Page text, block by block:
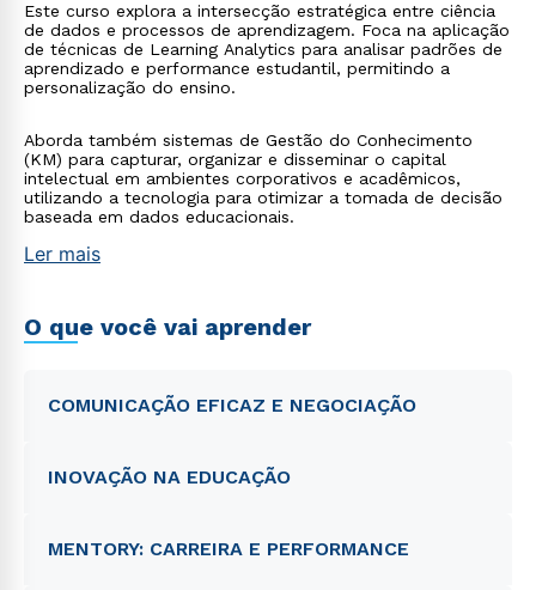
Este curso explora a intersecção estratégica entre ciência
de dados e processos de aprendizagem. Foca na aplicação
de técnicas de Learning Analytics para analisar padrões de
aprendizado e performance estudantil, permitindo a
personalização do ensino.
Aborda também sistemas de Gestão do Conhecimento
(KM) para capturar, organizar e disseminar o capital
intelectual em ambientes corporativos e acadêmicos,
utilizando a tecnologia para otimizar a tomada de decisão
baseada em dados educacionais.
Ler mais
O que você vai aprender
COMUNICAÇÃO EFICAZ E NEGOCIAÇÃO
INOVAÇÃO NA EDUCAÇÃO
MENTORY: CARREIRA E PERFORMANCE